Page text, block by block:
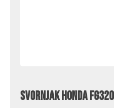
Svornjak Honda